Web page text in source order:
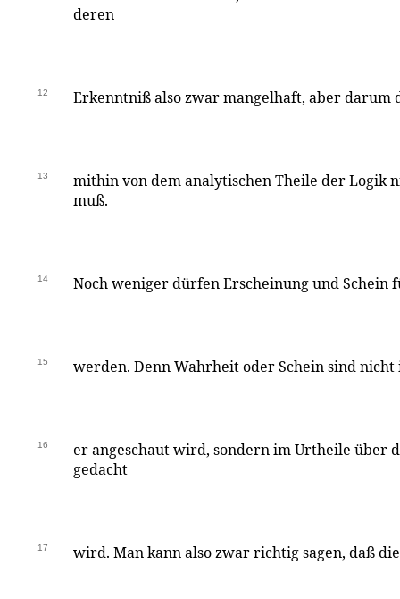
deren
12 Erkenntniß also zwar mangelhaft, aber darum
13
mithin von dem analytischen Theile der Logik
muß.
14 Noch weniger dürfen Erscheinung und Schein
15 werden. Denn Wahrheit oder Schein sind nicht
16
er angeschaut wird, sondern im Urtheile über
gedacht
17 wird. Man kann also zwar richtig sagen, daß